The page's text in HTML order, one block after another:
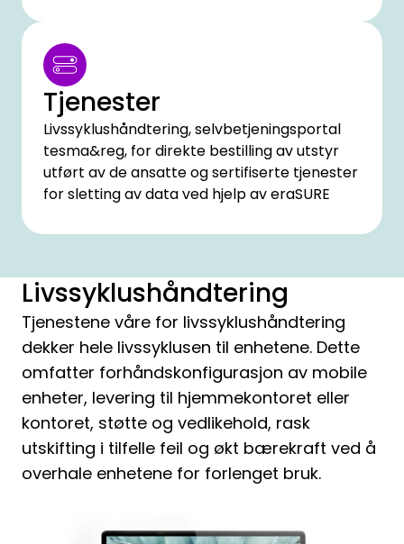
Tjenester
Livssyklushåndtering, selvbetjeningsportal
tesma&reg, for direkte bestilling av utstyr
utført av de ansatte og sertifiserte tjenester
for sletting av data ved hjelp av eraSURE
Livssyklushåndtering
Tjenestene våre for livssyklushåndtering
dekker hele livssyklusen til enhetene. Dette
omfatter forhåndskonfigurasjon av mobile
enheter, levering til hjemmekontoret eller
kontoret, støtte og vedlikehold, rask
utskifting i tilfelle feil og økt bærekraft ved å
overhale enhetene for forlenget bruk.